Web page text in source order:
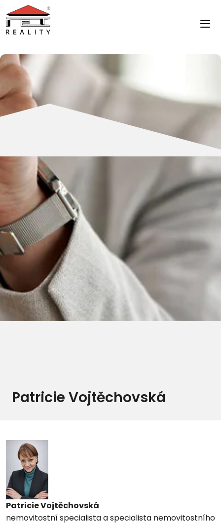
Patricie Vojtěchovská
Patricie Vojtěchovská
nemovitostní specialista a specialista nemovitostního